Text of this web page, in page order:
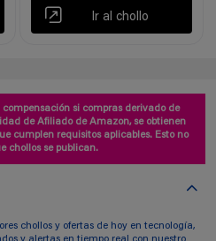
Ir al chollo
si compras derivado de
de Afiliado de Amazon, se obtienen
cumplen requisitos aplicables. Esto no
chollos se publican.
chollos y ofertas de hoy en tecnología,
y alertas en tiempo real con nuestro